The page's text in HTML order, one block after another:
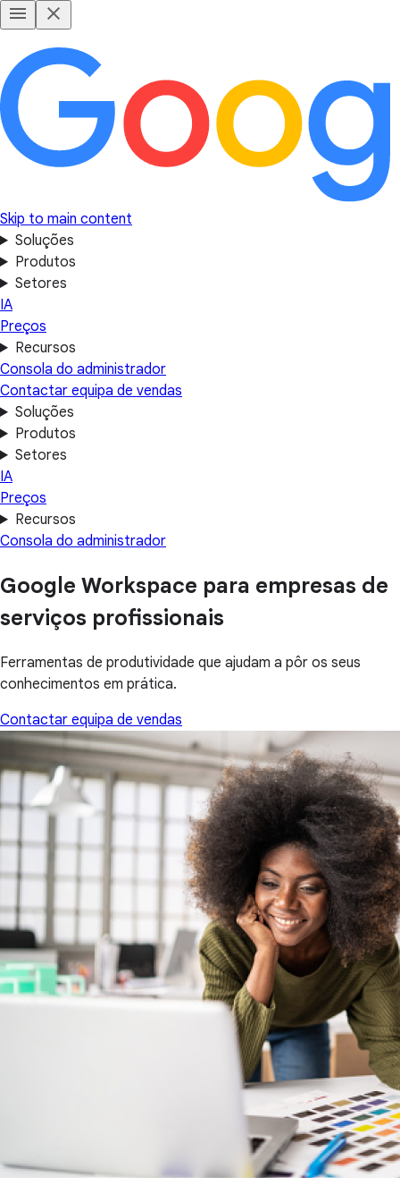
Skip to main content
Soluções
Produtos
Setores
IA
Preços
Recursos
Consola do administrador
Contactar equipa de vendas
Soluções
Produtos
Setores
IA
Preços
Recursos
Consola do administrador
Google Workspace para empresas de
serviços profissionais
Ferramentas de produtividade que ajudam a pôr os seus
conhecimentos em prática.
Contactar equipa de vendas